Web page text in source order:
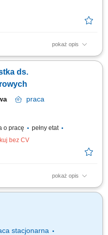
pokaż opis
strategii
w do potrzeb klientów;
i planowanie aktywności
ds.
praca
o pracę
pełny etat
bez CV
pokaż opis
w codziennej
zgodnie z obowiązującymi
i zestawień. Prowadzenie oraz
stacjonarna